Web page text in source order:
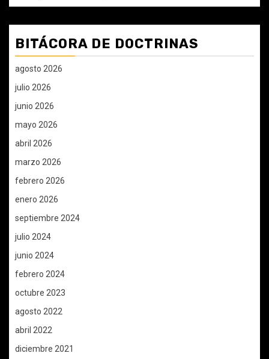
BITÁCORA DE DOCTRINAS
agosto 2026
julio 2026
junio 2026
mayo 2026
abril 2026
marzo 2026
febrero 2026
enero 2026
septiembre 2024
julio 2024
junio 2024
febrero 2024
octubre 2023
agosto 2022
abril 2022
diciembre 2021